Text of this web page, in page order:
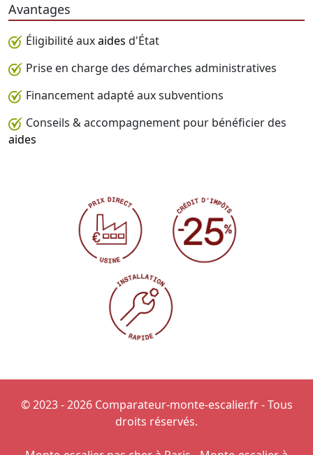
Avantages
Éligibilité auxaides d'État
Prise en charge des démarches administratives
Financement adapté aux subventions
Conseils & accompagnement pour bénéficier des
aides
© 2023 - 2026 Comparateur-monte-escalier.fr - Tous
droits réservés.